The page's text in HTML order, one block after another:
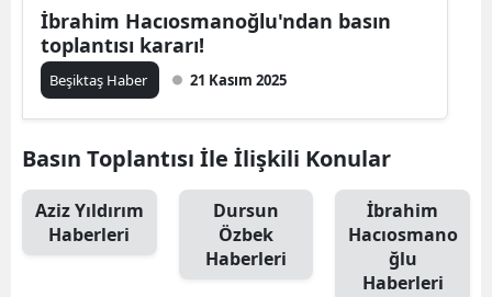
İbrahim Hacıosmanoğlu'ndan basın
toplantısı kararı!
Beşiktaş Haber 21 Kasım 2025
Basın Toplantısı İle İlişkili Konular
Aziz Yıldırım
Haberleri
Dursun
Özbek
Haberleri
İbrahim
Hacıosmano
ğlu
Haberleri